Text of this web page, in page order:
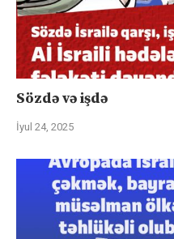
Sözdə və işdə
İyul 24, 2025